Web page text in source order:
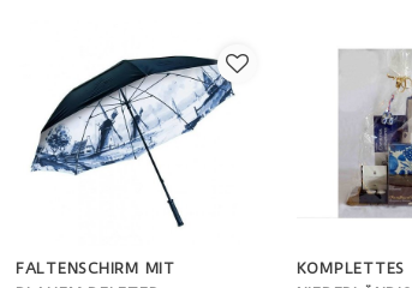
Klein freuen sich darüber.
FALTENSCHIRM MIT
KOMPLETTES